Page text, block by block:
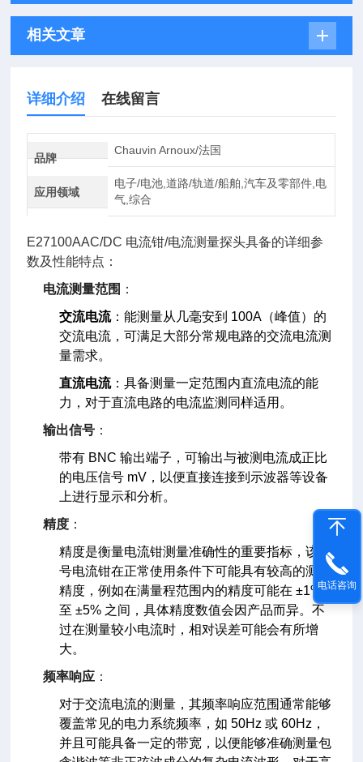
相关文章
详细介绍 在线留言
品牌
Chauvin Arnoux/法国
应用领域
电子/电池,道路/轨道/船舶,汽车及零部件,电
气,综合
E27100AAC/DC 电流钳/电流测量探头具备的详细参
数及性能特点：
电流测量范围 ：
交流电流：能测量从几毫安到 100A（峰值）的
交流电流，可满足大部分常规电路的交流电流测
量需求。
直流电流：具备测量一定范围内直流电流的能
力，对于直流电路的电流监测同样适用。
输出信号 ：
带有 BNC 输出端子，可输出与被测电流成正比
的电压信号 mV，以便直接连接到示波器等设备
上进行显示和分析。
精度 ：
精度是衡量电流钳测量准确性的重要指标，该型
号电流钳在正常使用条件下可能具有较高的测量
精度，例如在满量程范围内的精度可能在 ±1%
至 ±5% 之间，具体精度数值会因产品而异。不
过在测量较小电流时，相对误差可能会有所增
大。
频率响应 ：
对于交流电流的测量，其频率响应范围通常能够
覆盖常见的电力系统频率，如 50Hz 或 60Hz，
并且可能具备一定的带宽，以便能够准确测量包
电话咨询